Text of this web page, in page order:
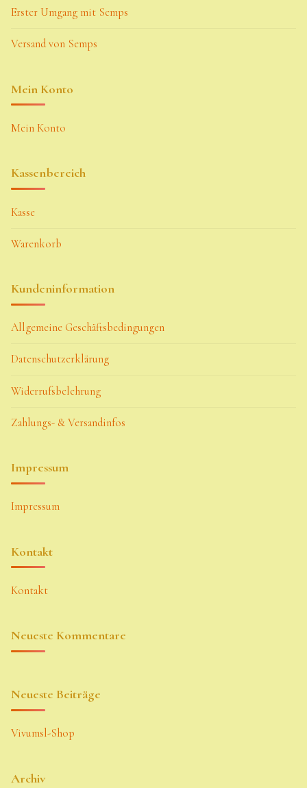
Erster Umgang mit Semps
Versand von Semps
Mein Konto
Mein Konto
Kassenbereich
Kasse
Warenkorb
Kundeninformation
Allgemeine Geschäftsbedingungen
Datenschutzerklärung
Widerrufsbelehrung
Zahlungs- & Versandinfos
Impressum
Impressum
Kontakt
Kontakt
Neueste Kommentare
Neueste Beiträge
Vivumsl-Shop
Archiv